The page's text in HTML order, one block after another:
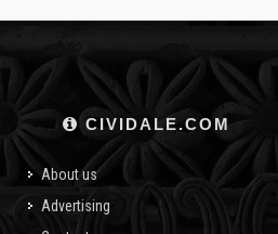
CIVIDALE.COM
About us
Advertising